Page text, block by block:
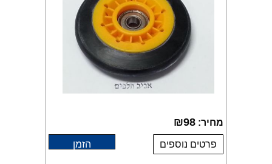
מחיר: ₪98
פרטים נוספים הזמן